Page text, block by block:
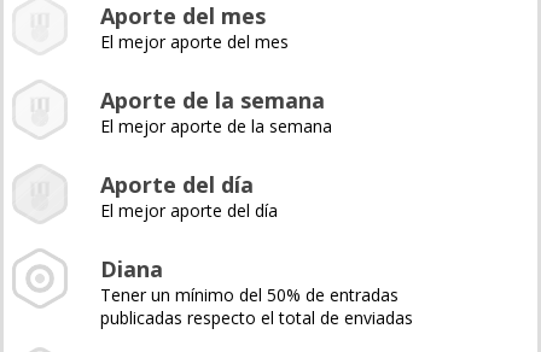
Aporte del mes
El mejor aporte del mes
Aporte de la semana
El mejor aporte de la semana
Aporte del día
El mejor aporte del día
Diana
Tener un mínimo del 50% de entradas
publicadas respecto el total de enviadas